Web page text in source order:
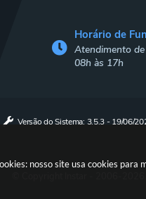
nosso site usa cookies
Horário de
Atendimento
08h às 17h
Versão do Sistema: 3.5.3 - 19/06/